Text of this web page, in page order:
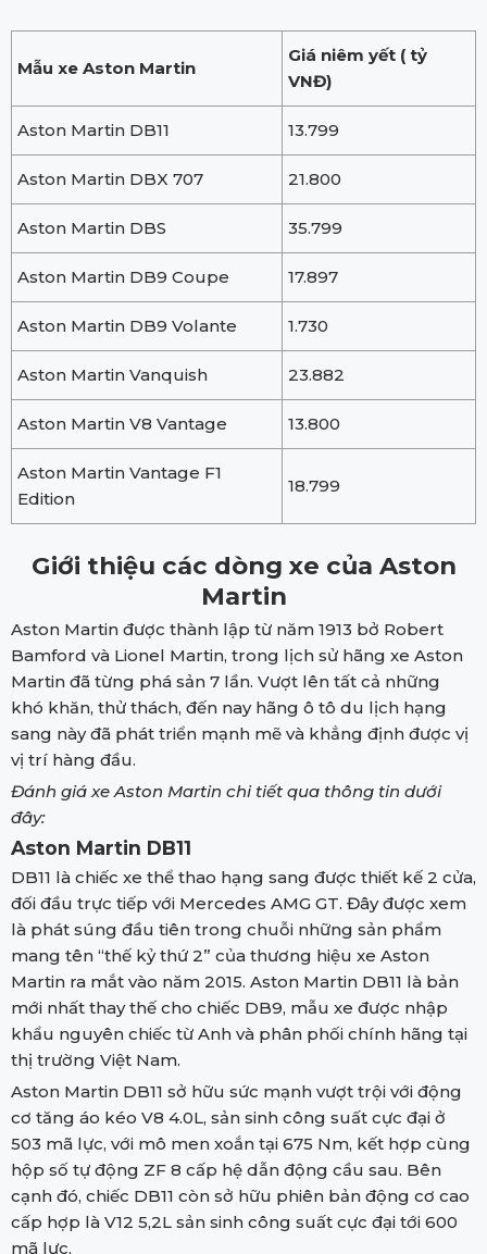
Mẫu xe Aston Martin
Giá niêm yết ( tỷ
VNĐ)
Aston Martin DB11 13.799
Aston Martin DBX 707 21.800
Aston Martin DBS 35.799
Aston Martin DB9 Coupe 17.897
Aston Martin DB9 Volante 1.730
Aston Martin Vanquish 23.882
Aston Martin V8 Vantage 13.800
Aston Martin Vantage F1
Edition
18.799
Giới thiệu các dòng xe của Aston
Martin
Aston Martin được thành lập từ năm 1913 bở Robert
Bamford và Lionel Martin, trong lịch sử hãng xe Aston
Martin đã từng phá sản 7 lần. Vượt lên tất cả những
khó khăn, thử thách, đến nay hãng ô tô du lịch hạng
sang này đã phát triển mạnh mẽ và khẳng định được vị
vị trí hàng đầu.
Đánh giá xe Aston Martin chi tiết qua thông tin dưới
đây:
Aston Martin DB11
DB11 là chiếc xe thể thao hạng sang được thiết kế 2 cửa,
đối đầu trực tiếp với Mercedes AMG GT. Đây được xem
là phát súng đầu tiên trong chuỗi những sản phẩm
mang tên “thế kỷ thứ 2” của thương hiệu xe Aston
Martin ra mắt vào năm 2015. Aston Martin DB11 là bản
mới nhất thay thế cho chiếc DB9, mẫu xe được nhập
khẩu nguyên chiếc từ Anh và phân phối chính hãng tại
thị trường Việt Nam.
Aston Martin DB11 sở hữu sức mạnh vượt trội với động
cơ tăng áo kéo V8 4.0L, sản sinh công suất cực đại ở
503 mã lực, với mô men xoắn tại 675 Nm, kết hợp cùng
hộp số tự động ZF 8 cấp hệ dẫn động cầu sau. Bên
cạnh đó, chiếc DB11 còn sở hữu phiên bản động cơ cao
cấp hợp là V12 5,2L sản sinh công suất cực đại tới 600
mã lực.